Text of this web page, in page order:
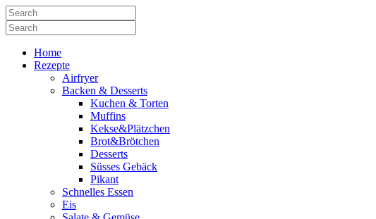
Home
Rezepte
Airfryer
Backen & Desserts
Kuchen & Torten
Muffins
Kekse&Plätzchen
Brot&Brötchen
Desserts
Süsses Gebäck
Pikant
Schnelles Essen
Eis